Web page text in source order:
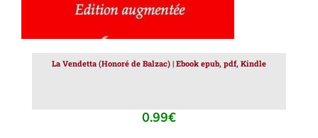
La Vendetta (Honoré de Balzac) | Ebook epub, pdf, Kindle
0.99€